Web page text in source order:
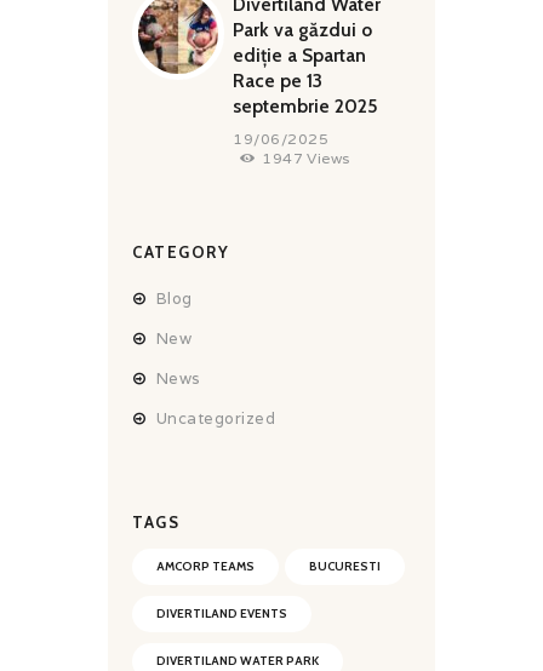
Divertiland Water
Park va găzdui o
ediție a Spartan
Race pe 13
septembrie 2025
19/06/2025
1947 Views
CATEGORY
Blog
New
News
Uncategorized
TAGS
AMCORP TEAMS BUCURESTI
DIVERTILAND EVENTS
DIVERTILAND WATER PARK